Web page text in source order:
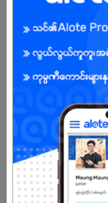
ကျွန်ုပ်တို့ကုမ္ပဏီအကြ
Global Technology
ဦးဆောင်သော Telecom,
သွက်လက်တက်ကြွစွာ လုပ်ဆ
များဖြင့် ဖွဲ့စည်းထားသည့် အ